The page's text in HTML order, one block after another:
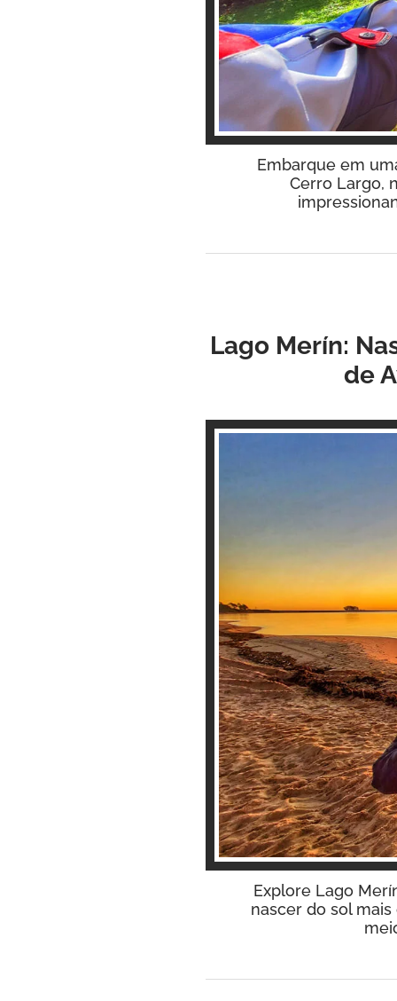
Embarque em
Cerro Largo,
Lago Merín:
de
Explore Lago
nascer do sol